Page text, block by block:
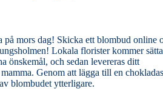
på mors dag! Skicka ett blombud online
Lokala florister kommer sätta
önskemål, och sedan levereras ditt
Genom att lägga till en
blombudet ytterligare.